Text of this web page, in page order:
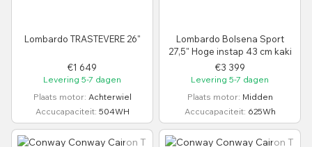
Lombardo TRASTEVERE 26"
€1 649
Levering 5-7 dagen
Plaats motor Achterwiel
Accucapaciteit 504WH
Lombardo Bolsena Sport
27,5" Hoge instap 43 cm kaki
€3 399
Levering 5-7 dagen
Plaats motor Midden
Accucapaciteit 625Wh